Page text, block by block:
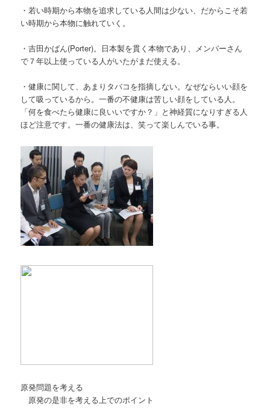
・若い時期から本物を追求している人間は少ない、だからこそ若
い時期から本物に触れていく。
・吉田かばん(Porter)。日本製を貫く本物であり、メンパーさん
で７年以上使っている人がいたがまだ使える。
・健康に関して、あまりタバコを指摘しない。なぜならいい顔を
して吸っているから。一番の不健康は苦しい顔をしている人。
「何を食べたら健康に良いいですか？」と神経質になりすぎる人
ほど注意です。一番の健康法は、笑って楽しんでいる事。
原発問題を考える
原発の是非を考える上でのポイント